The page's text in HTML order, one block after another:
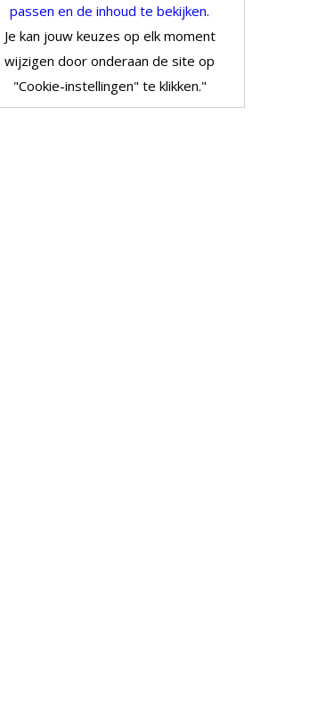
passen en de inhoud te bekijken.
Je kan jouw keuzes op elk moment
wijzigen door onderaan de site op
"Cookie-instellingen" te klikken."